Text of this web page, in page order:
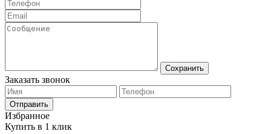
Сохранить
Заказать звонок
Отправить
Избранное
Купить в 1 клик